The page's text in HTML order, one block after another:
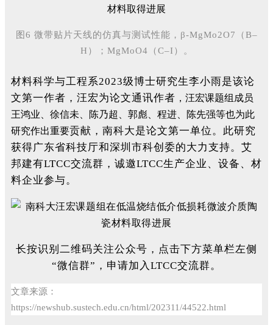
图6 微带贴片天线的仿真与测试性能，β-MgMo2O7（B–
H）；MgMoO4（C–I）。
材料科学与工程系2023级博士研究生李小雨是该论
文第一作者，汪宏为论文通讯作者 ，汪宏课题组成员
王鸿业、徐信未、陈乃超、郭彪、程进、陈先强等也为此
研究作出重要贡献，南科大是论文第一单位。此研究
获得广东省科技厅和深圳市科创委的大力支持。 艾
邦建有LTCC交流群，诚邀LTCC生产企业、设备、材
料企业参与。
长按识别二维码关注公众号，点击下方菜单栏左侧
“微信群”，申请加入LTCC交流群。
文章来源：
https://newshub.sustech.edu.cn/html/202311/44522.html